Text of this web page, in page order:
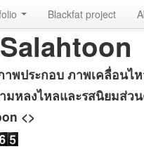
Blackfat project
พประกอบ ภาพเคลื่อนไ
หลงไหลและรสนิยมส่วน
<>